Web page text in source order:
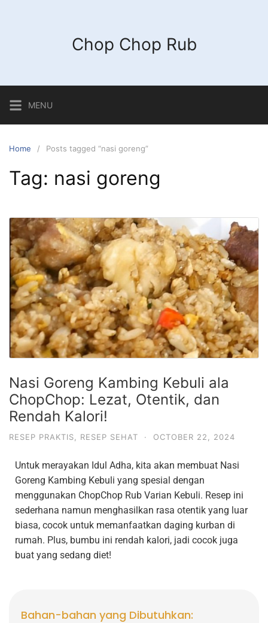
Chop Chop Rub
MENU
Home Posts tagged “nasi goreng”
Tag: nasi goreng
Nasi Goreng Kambing Kebuli ala
ChopChop: Lezat, Otentik, dan
Rendah Kalori!
RESEP PRAKTIS RESEP SEHAT · OCTOBER 22, 2024
Untuk merayakan Idul Adha, kita akan membuat Nasi
Goreng Kambing Kebuli yang spesial dengan
menggunakan ChopChop Rub Varian Kebuli. Resep ini
sederhana namun menghasilkan rasa otentik yang luar
biasa, cocok untuk memanfaatkan daging kurban di
rumah. Plus, bumbu ini rendah kalori, jadi cocok juga
buat yang sedang diet!
Bahan-bahan yang Dibutuhkan: